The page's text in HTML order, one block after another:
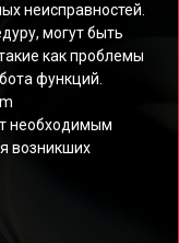
неисправностей.
могут быть
как проблемы
функций.
необходимым
возникших